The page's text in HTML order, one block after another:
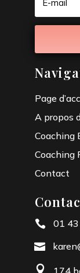
Page
A propos
Coaching
Coaching
Contact
 01

 174